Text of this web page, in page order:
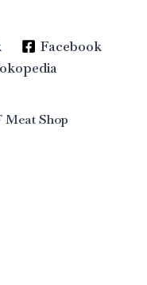
Facebook
Shop